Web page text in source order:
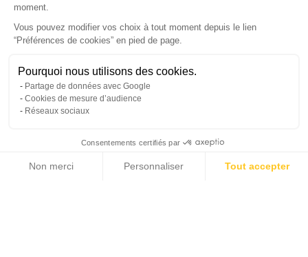
moment.
Vous pouvez modifier vos choix à tout moment depuis le lien
“Préférences de cookies” en pied de page.
Pourquoi nous utilisons des cookies.
Partage de données avec Google
Cookies de mesure d’audience
Réseaux sociaux
Consentements certifiés par
Non merci Personnaliser Tout accepter
Gérer mes cookies
© Copyright 2026 France Galerie. Tous droits reservés.
Cliquez-ici pour modifier vos préférences en matière de cookies